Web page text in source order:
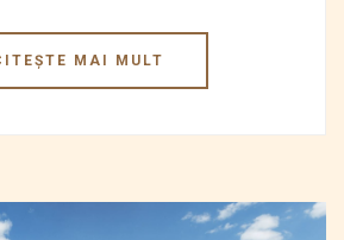
MAI MULT